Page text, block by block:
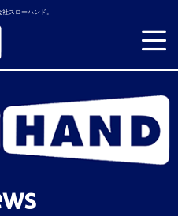
スローハンド。